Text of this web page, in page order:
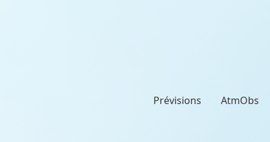
Prévisions AtmObs